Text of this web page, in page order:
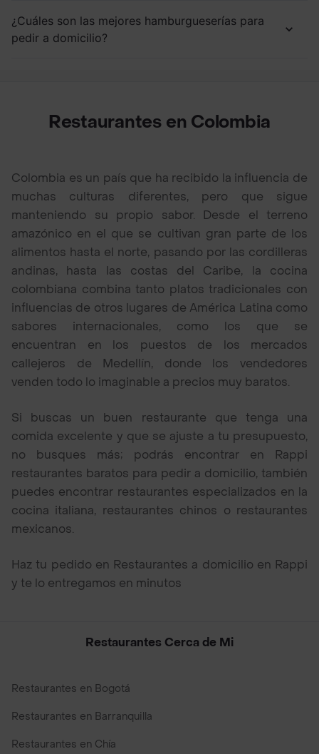
¿Cuáles son las mejores hamburgueserías para
pedir a domicilio?
Restaurantes en Colombia
Colombia es un país que ha recibido la influencia de
muchas culturas diferentes, pero que sigue
manteniendo su propio sabor. Desde el terreno
amazónico en el que se cultivan gran parte de los
alimentos hasta el norte, pasando por las cordilleras
andinas, hasta las costas del Caribe, la cocina
colombiana combina tanto platos tradicionales con
influencias de otros lugares de América Latina como
sabores internacionales, como los que se
encuentran en los puestos de los mercados
callejeros de Medellín, donde los vendedores
venden todo lo imaginable a precios muy baratos.
Si buscas un buen restaurante que tenga una
comida excelente y que se ajuste a tu presupuesto,
no busques más; podrás encontrar en Rappi
restaurantes baratos para pedir a domicilio, también
puedes encontrar restaurantes especializados en la
cocina italiana, restaurantes chinos o restaurantes
mexicanos.
Haz tu pedido en Restaurantes a domicilio en Rappi
y te lo entregamos en minutos
Restaurantes Cerca de Mi
Restaurantes en Bogotá
Restaurantes en Barranquilla
Restaurantes en Chía